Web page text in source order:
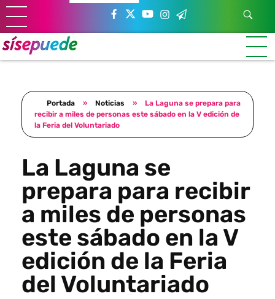
Sí se puede Canarias
Únete al movimiento ecosocialista
Portada » Noticias »
La Laguna se prepara para
recibir a miles de personas este sábado en la V edición de
la Feria del Voluntariado
La Laguna se
prepara para recibir
a miles de personas
este sábado en la V
edición de la Feria
del Voluntariado